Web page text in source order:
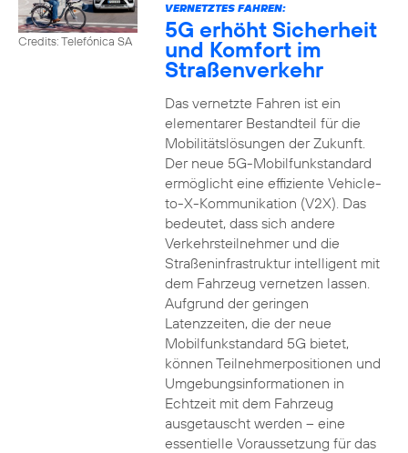
Credits: Telefónica SA
VERNETZTES FAHREN:
5G erhöht Sicherheit
und Komfort im
Straßenverkehr
Das vernetzte Fahren ist ein
elementarer Bestandteil für die
Mobilitätslösungen der Zukunft.
Der neue 5G-Mobilfunkstandard
ermöglicht eine effiziente Vehicle-
to-X-Kommunikation (V2X). Das
bedeutet, dass sich andere
Verkehrsteilnehmer und die
Straßeninfrastruktur intelligent mit
dem Fahrzeug vernetzen lassen.
Aufgrund der geringen
Latenzzeiten, die der neue
Mobilfunkstandard 5G bietet,
können Teilnehmerpositionen und
Umgebungsinformationen in
Echtzeit mit dem Fahrzeug
ausgetauscht werden – eine
essentielle Voraussetzung für das